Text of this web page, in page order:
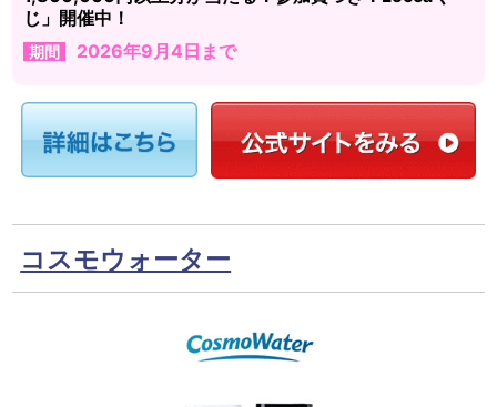
じ」開催中！
期間 2026年9月4日まで
コスモウォーター